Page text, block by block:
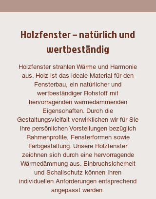
Holzfenster – natürlich und
wertbeständig
Holzfenster strahlen Wärme und Harmonie
aus. Holz ist das ideale Material für den
Fensterbau, ein natürlicher und
wertbeständiger Rohstoff mit
hervorragenden wärmedämmenden
Eigenschaften. Durch die
Gestaltungsvielfalt verwirklichen wir für Sie
Ihre persönlichen Vorstellungen bezüglich
Rahmenprofile, Fensterformen sowie
Farbgestaltung. Unsere Holzfenster
zeichnen sich durch eine hervorragende
Wärmedämmung aus. Einbruchsicherheit
und Schallschutz können Ihren
individuellen Anforderungen entsprechend
angepasst werden.